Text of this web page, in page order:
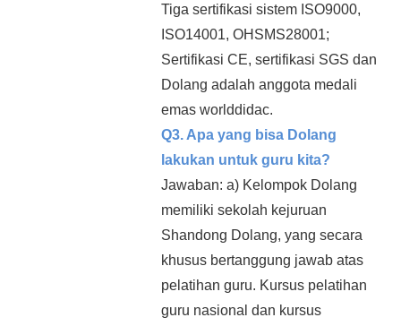
Tiga sertifikasi sistem ISO9000,
ISO14001, OHSMS28001;
Sertifikasi CE, sertifikasi SGS dan
Dolang adalah anggota medali
emas worlddidac.
Q3. Apa yang bisa Dolang
lakukan untuk guru kita?
Jawaban: a) Kelompok Dolang
memiliki sekolah kejuruan
Shandong Dolang, yang secara
khusus bertanggung jawab atas
pelatihan guru. Kursus pelatihan
guru nasional dan kursus